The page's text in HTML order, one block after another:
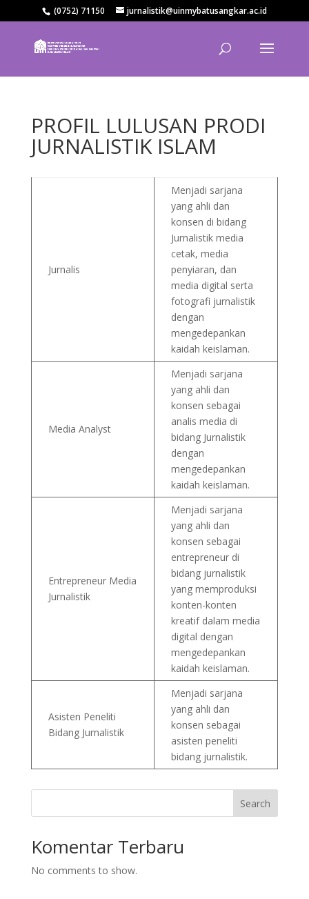
(0752) 71150 jurnalistik@uinmybatusangkar.ac.id
PROFIL LULUSAN PRODI
JURNALISTIK ISLAM
Jurnalis
Menjadi sarjana
yang ahli dan
konsen di bidang
Jurnalistik media
cetak, media
penyiaran, dan
media digital serta
fotografi jurnalistik
dengan
mengedepankan
kaidah keislaman.
Media Analyst
Menjadi sarjana
yang ahli dan
konsen sebagai
analis media di
bidang Jurnalistik
dengan
mengedepankan
kaidah keislaman.
Entrepreneur Media
Jurnalistik
Menjadi sarjana
yang ahli dan
konsen sebagai
entrepreneur di
bidang jurnalistik
yang memproduksi
konten-konten
kreatif dalam media
digital dengan
mengedepankan
kaidah keislaman.
Asisten Peneliti
Bidang Jurnalistik
Menjadi sarjana
yang ahli dan
konsen sebagai
asisten peneliti
bidang jurnalistik.
Search
Komentar Terbaru
No comments to show.